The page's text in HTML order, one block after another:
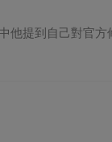
他提到自己對官方